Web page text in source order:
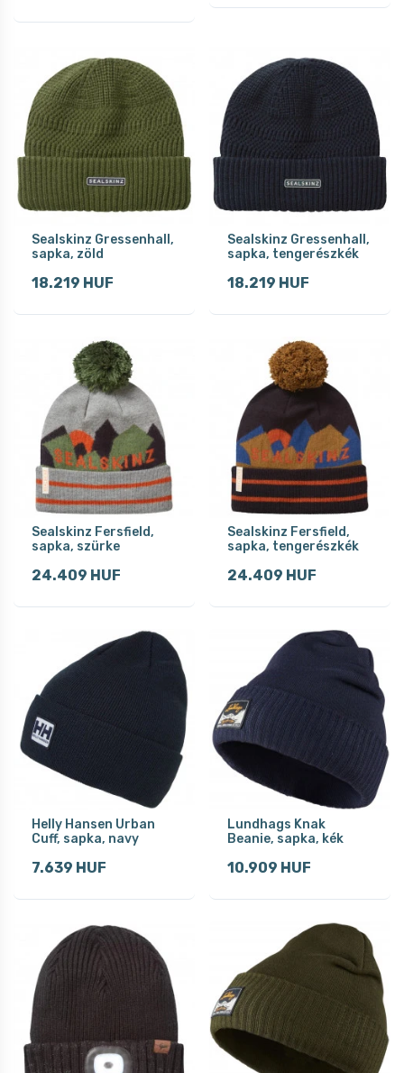
Sealskinz Gressenhall,
sapka, zöld
18.219 HUF
Sealskinz Gressenhall,
sapka, tengerészkék
18.219 HUF
Sealskinz Fersfield,
sapka, szürke
24.409 HUF
Sealskinz Fersfield,
sapka, tengerészkék
24.409 HUF
Helly Hansen Urban
Cuff, sapka, navy
7.639 HUF
Lundhags Knak
Beanie, sapka, kék
10.909 HUF